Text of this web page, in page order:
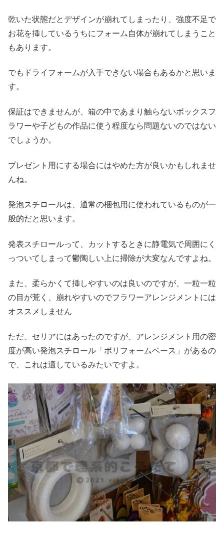
乾いた状態だとデザインが崩れてしまったり、強度不足で
お花を挿しているうちにフォーム自体が崩れてしまうこと
もあります。
でもドライフォームが入手できない場合もあるかと思いま
す。
保証はできませんが、箱の中であまり触らないボックスフ
ラワーや子どもの作品に使う程度なら問題ないのではない
でしょうか。
プレゼント用にする場合にはやめた方が良いかもしれませ
んね。
発泡スチロールは、通常の梱包用に使われているものが一
般的だと思います。
発表スチロールって、カットするときに静電気で周囲にく
っついてしまって鬱陶しい上に掃除が大変なんですよね。
また、柔らかくて挿しやすいのは良いのですが、一粒一粒
の目が荒く、崩れやすいのでフラワーアレンジメントには
オススメしません
ただ、セリアにはあったのですが、アレンジメント用の密
度が高い発泡スチロール「ポリフォームベース」があるの
で、これは適しているみたいですよ。